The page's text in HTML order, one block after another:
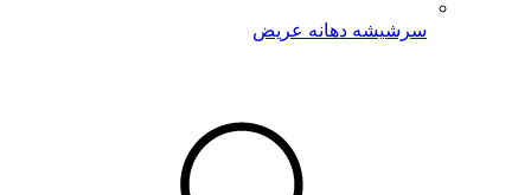
سرشیشه دهانه عریض